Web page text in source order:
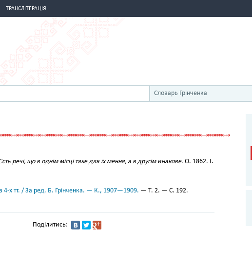
ТРАНСЛІТЕРАЦІЯ
Словарь Грінченка
речі, що в однім місці таке для їх мення, а в другім инакове. О. 1862. І.
4-х тт. / За ред. Б. Грінченка. — К., 1907—1909. — Т. 2. — С. 192.
Поділитись: